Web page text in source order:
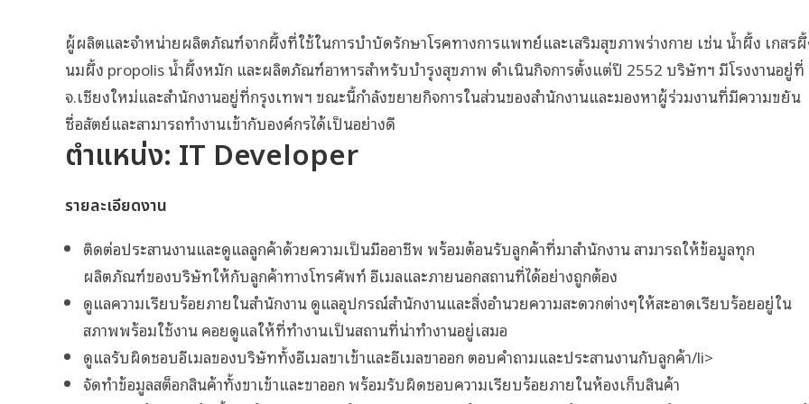
ผู้ผลิตและจำหน่ายผลิตภัณฑ์จากผึ้งที่ใช้ในการบำบัดรักษาโรคทางการแพทย์และเสริมสุขภาพร่างกาย เช่น น้ำผึ้ง เกสร
นมผึ้ง propolis น้ำผึ้งหมัก และผลิตภัณฑ์อาหารสำหรับบำรุงสุขภาพ ดำเนินกิจการตั้งแต่ปี 2552 บริษัทฯ มีโรงงานอยู่ที่
จ.เชียงใหม่และสำนักงานอยู่ที่กรุงเทพฯ ขณะนี้กำลังขยายกิจการในส่วนของสำนักงานและมองหาผู้ร่วมงานที่มีความขยัน
ซื่อสัตย์และสามารถทำงานเข้ากับองค์กรได้เป็นอย่างดี
ตำแหน่ง: IT Developer
รายละเอียดงาน
ติดต่อประสานงานและดูแลลูกค้าด้วยความเป็นมืออาชีพ พร้อมต้อนรับลูกค้าที่มาสำนักงาน สามารถให้ข้อมูลทุก
ผลิตภัณฑ์ของบริษัทให้กับลูกค้าทางโทรศัพท์ อีเมลและภายนอกสถานที่ได้อย่างถูกต้อง
ดูแลความเรียบร้อยภายในสำนักงาน ดูแลอุปกรณ์สำนักงานและสิ่งอำนวยความสะดวกต่างๆให้สะอาดเรียบร้อยอยู่ใน
สภาพพร้อมใช้งาน คอยดูแลให้ที่ทำงานเป็นสถานที่น่าทำงานอยู่เสมอ
ดูแลรับผิดชอบอีเมลของบริษัททั้งอีเมลขาเข้าและอีเมลขาออก ตอบคำถามและประสานงานกับลูกค้า/li>
จัดทำข้อมูลสต็อกสินค้าทั้งขาเข้าและขาออก พร้อมรับผิดชอบความเรียบร้อยภายในห้องเก็บสินค้า